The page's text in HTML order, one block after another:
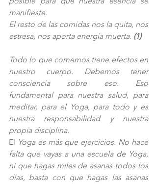
manifieste.
El resto de las comidas nos la quita, nos
estresa, nos aporta energía muerta. (1)
Todo lo que comemos tiene efectos en
nuestro cuerpo. Debemos tener
consciencia sobre eso. Eso
fundamental para nuestra salud, para
meditar, para el Yoga, para todo y es
nuestra responsabilidad y nuestra
propia disciplina.
El
Yoga es más que ejercicios. No hace
falta que vayas a una escuela de Yoga,
ni que hagas miles de asanas todos los
días, basta con que hagas las asanas